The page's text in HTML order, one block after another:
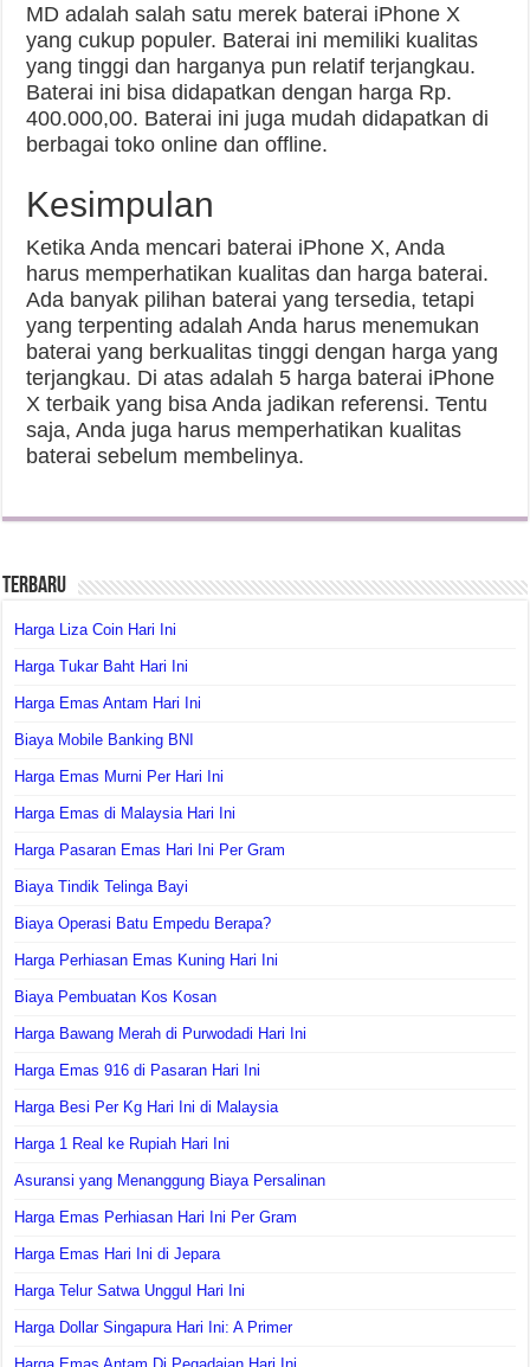
MD adalah salah satu merek baterai iPhone X
yang cukup populer. Baterai ini memiliki kualitas
yang tinggi dan harganya pun relatif terjangkau.
Baterai ini bisa didapatkan dengan harga Rp.
400.000,00. Baterai ini juga mudah didapatkan di
berbagai toko online dan offline.
Kesimpulan
Ketika Anda mencari baterai iPhone X, Anda
harus memperhatikan kualitas dan harga baterai.
Ada banyak pilihan baterai yang tersedia, tetapi
yang terpenting adalah Anda harus menemukan
baterai yang berkualitas tinggi dengan harga yang
terjangkau. Di atas adalah 5 harga baterai iPhone
X terbaik yang bisa Anda jadikan referensi. Tentu
saja, Anda juga harus memperhatikan kualitas
baterai sebelum membelinya.
Terbaru
Harga Liza Coin Hari Ini
Harga Tukar Baht Hari Ini
Harga Emas Antam Hari Ini
Biaya Mobile Banking BNI
Harga Emas Murni Per Hari Ini
Harga Emas di Malaysia Hari Ini
Harga Pasaran Emas Hari Ini Per Gram
Biaya Tindik Telinga Bayi
Biaya Operasi Batu Empedu Berapa?
Harga Perhiasan Emas Kuning Hari Ini
Biaya Pembuatan Kos Kosan
Harga Bawang Merah di Purwodadi Hari Ini
Harga Emas 916 di Pasaran Hari Ini
Harga Besi Per Kg Hari Ini di Malaysia
Harga 1 Real ke Rupiah Hari Ini
Asuransi yang Menanggung Biaya Persalinan
Harga Emas Perhiasan Hari Ini Per Gram
Harga Emas Hari Ini di Jepara
Harga Telur Satwa Unggul Hari Ini
Harga Dollar Singapura Hari Ini: A Primer